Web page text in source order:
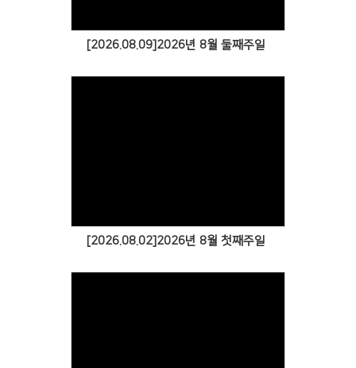
[2026.08.09]2026년 8월 둘째주일
[2026.08.02]2026년 8월 첫째주일